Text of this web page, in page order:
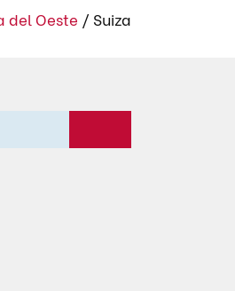
del Oeste / Suiza